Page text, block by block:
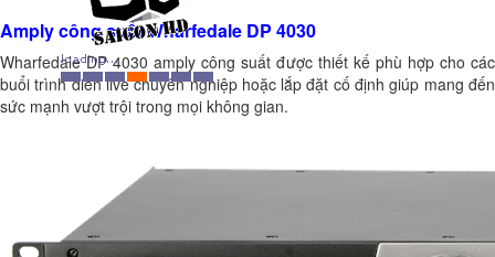
Amply công suất Wharfedale DP 4030
Wharfedale DP 4030 amply công suất được thiết kế phù hợp cho các
buổi trình diễn live chuyên nghiệp hoặc lắp đặt cố định giúp mang đến
sức mạnh vượt trội trong mọi không gian.